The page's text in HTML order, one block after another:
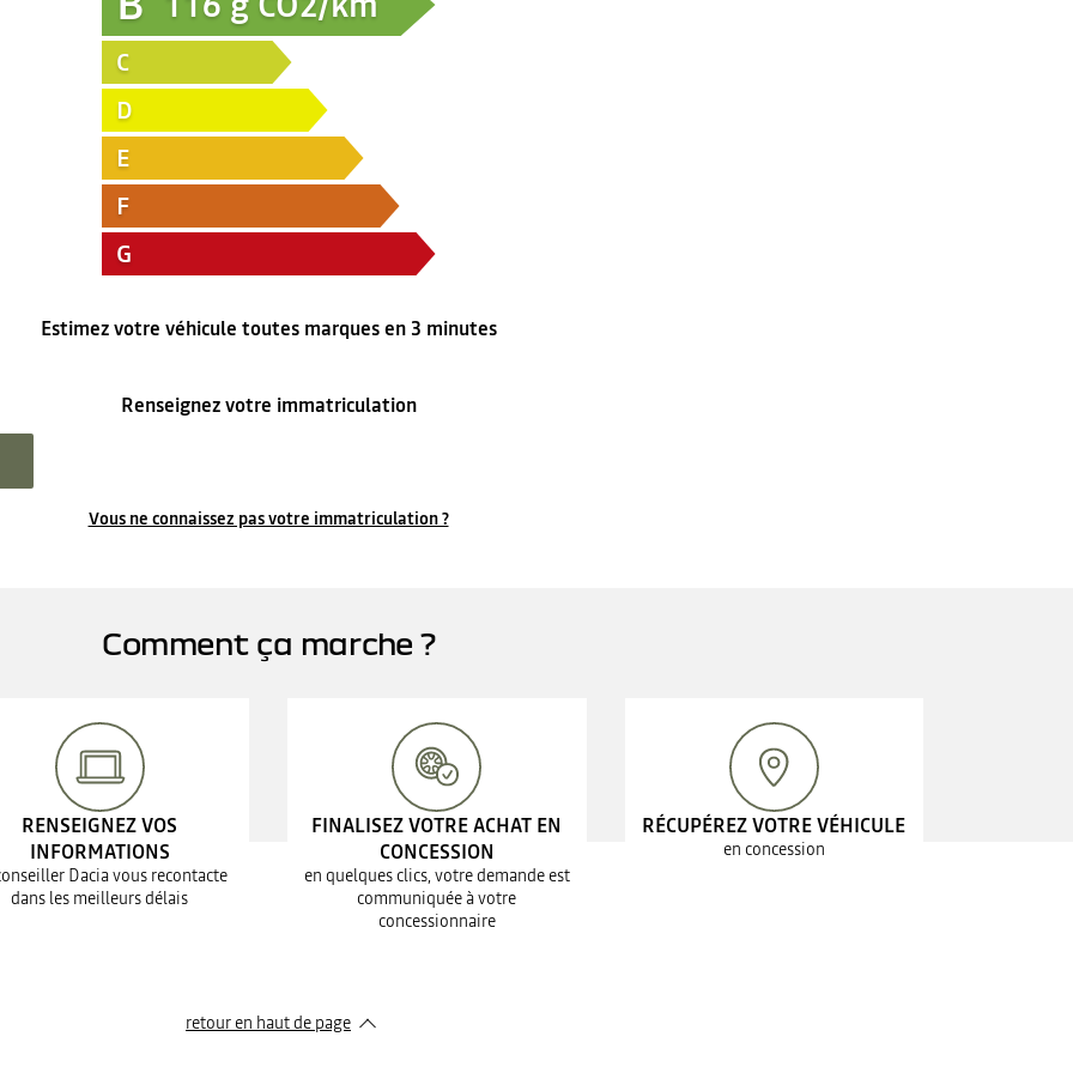
C
D
E
F
G
Estimez votre véhicule toutes marques en 3 minutes
Renseignez votre immatriculation
Vous ne connaissez pas votre immatriculation ?
Comment ça marche ?
RENSEIGNEZ VOS
INFORMATIONS
Dacia vous recontacte
dans les meilleurs délais
FINALISEZ VOTRE ACHAT EN
CONCESSION
en quelques clics, votre demande est
communiquée à votre
concessionnaire
RÉCUPÉREZ VOTRE VÉHICULE
en concession
retour en haut de page​